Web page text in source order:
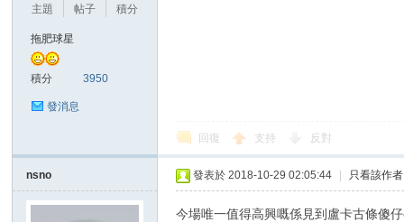
主題
帖子
積分
拖肥球星
積分 3950
發消息
回復 支持 反對
nsno 發表於 2018-10-29 02:05:44 只看該作者
今場唯一值得高興嘅係見到盧卡古條傻